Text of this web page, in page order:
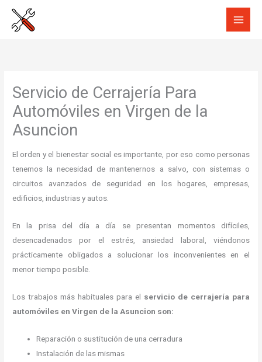
Servicio de Cerrajería Para
Automóviles en Virgen de la
Asuncion
El orden y el bienestar social es importante, por eso como personas
tenemos la necesidad de mantenernos a salvo, con sistemas o
circuitos avanzados de seguridad en los hogares, empresas,
edificios, industrias y autos.
En la prisa del día a día se presentan momentos difíciles,
desencadenados por el estrés, ansiedad laboral, viéndonos
prácticamente obligados a solucionar los inconvenientes en el
menor tiempo posible.
Los trabajos más habituales para el servicio de cerrajería para
automóviles en Virgen de la Asuncion son:
Reparación o sustitución de una cerradura
Instalación de las mismas